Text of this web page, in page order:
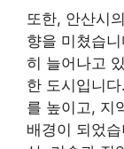
또한, 안산시
향을 미쳤습
히 늘어나고
한 도시입니
를 높이고, 지
배경이 되었